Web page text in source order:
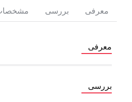
معرفی بررسی
معرفی
بررسی